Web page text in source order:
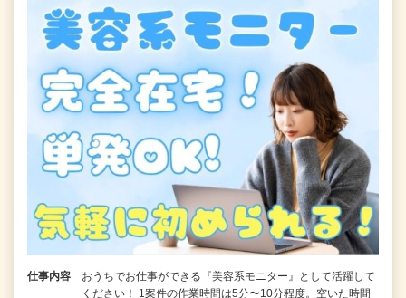
仕事内容
おうちでお仕事ができる『美容系モニター』として活躍して
ください！ 1案件の作業時間は5分〜10分程度。空いた時間